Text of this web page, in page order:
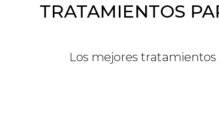
TRATAMIENTOS
Los mejores